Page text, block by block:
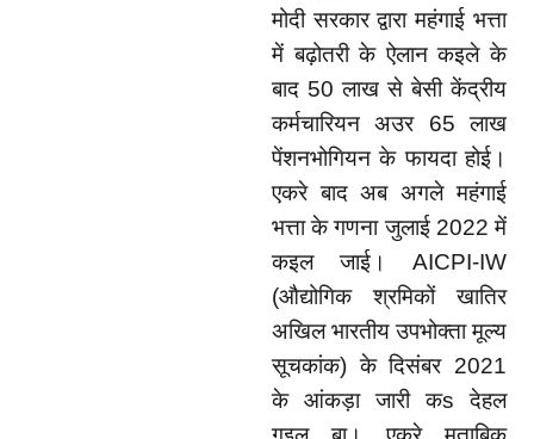
मोदी सरकार द्वारा महंगाई भत्ता
में बढ़ोतरी के ऐलान कइले के
बाद 50लाख से बेसी केंद्रीय
कर्मचारियन अउर 65लाख
पेंशनभोगियन के फायदा होई।
एकरे बाद अब अगले महंगाई
भत्ता के गणना जुलाई 2022में
कइल जाई। AICPI-IW
(औद्योगिक श्रमिकों खातिर
अखिल भारतीय उपभोक्ता मूल्य
सूचकांक) के दिसंबर 2021
के आंकड़ा जारी कs देहल